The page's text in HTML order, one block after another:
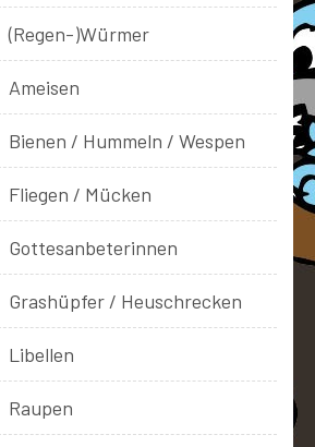
(Regen-)Würmer
Ameisen
Bienen / Hummeln / Wespen
Fliegen / Mücken
Gottesanbeterinnen
Grashüpfer / Heuschrecken
Libellen
Raupen